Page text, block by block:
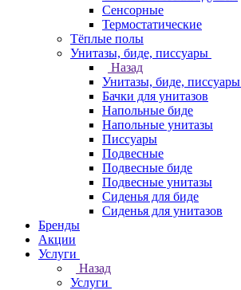
Сенсорные
Термостатические
Тёплые полы
Унитазы, биде, писсуары
Назад
Унитазы, биде, писсуары
Бачки для унитазов
Напольные биде
Напольные унитазы
Писсуары
Подвесные
Подвесные биде
Подвесные унитазы
Сиденья для биде
Сиденья для унитазов
Бренды
Акции
Услуги
Назад
Услуги